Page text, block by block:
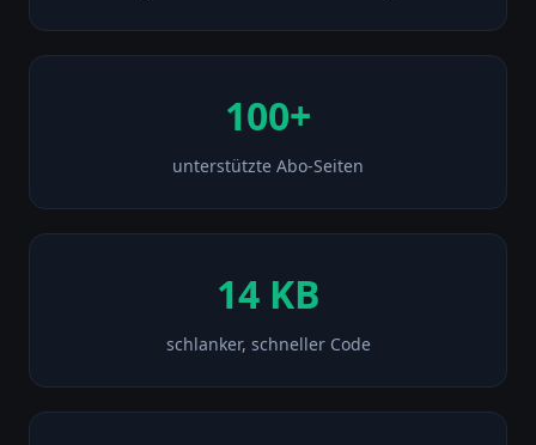
100+
unterstützte Abo-Seiten
14 KB
schlanker, schneller Code